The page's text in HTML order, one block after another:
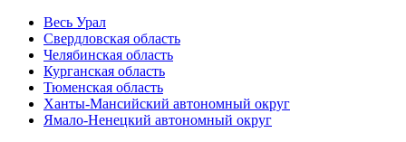
Весь Урал
Свердловская область
Челябинская область
Курганская область
Тюменская область
Ханты-Мансийский автономный округ
Ямало-Ненецкий автономный округ